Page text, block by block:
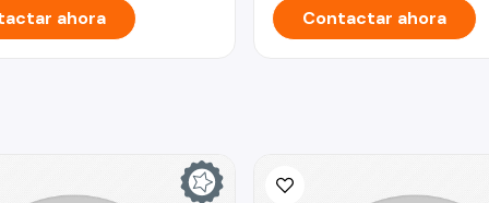
ahora Contactar ahora